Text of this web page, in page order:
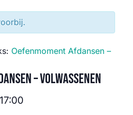
Oefenmoment Afdansen –
– Volwassenen
17:00